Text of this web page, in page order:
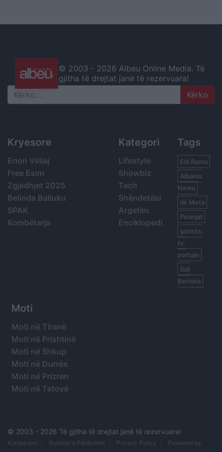
© 2003 - 2026 Albeu Online Media. Të
gjitha të drejtat janë të rezervuara!
Search
Kryesore
Erion Veliaj
Free Esim
Zgjedhjet 2025
Belinda Balluku
SPAK
Kombëtarja
Kategori
Lifestyle
Showbiz
Tech
Shëndetësi
Argetim
Enciklopedi
Tags
Edi Rama
Albania
News
Ilir Meta
Piranjat
gazeta,
tv,
portale
Sali
Berisha
Moti
Moti në Tiranë
Moti në Prishtinë
Moti në Shkup
Moti në Durrës
Moti në Prizren
Moti në Tetovë
© 2003 - 2026 Të gjitha të drejtat janë të rezervuara!
Kontaktoni Kushtet e Përdorimit Privacy Policy
Powered by: